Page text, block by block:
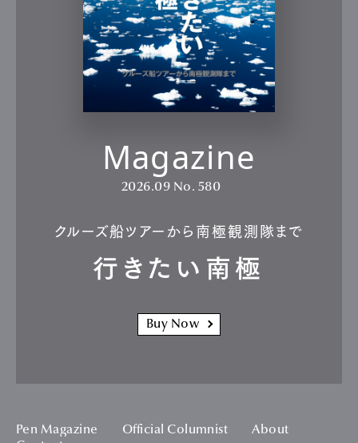
Magazine
2026.09 No. 580
クルーズ船ツアーから南極観測隊まで
行きたい南極
Buy Now
Pen Magazine Official Columnist
About